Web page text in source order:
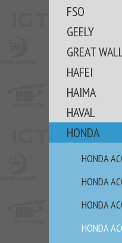
FSO
GEELY
GREAT
HAFEI
HAIMA
HAVAL
HONDA
HONDA
HONDA
HONDA
HONDA